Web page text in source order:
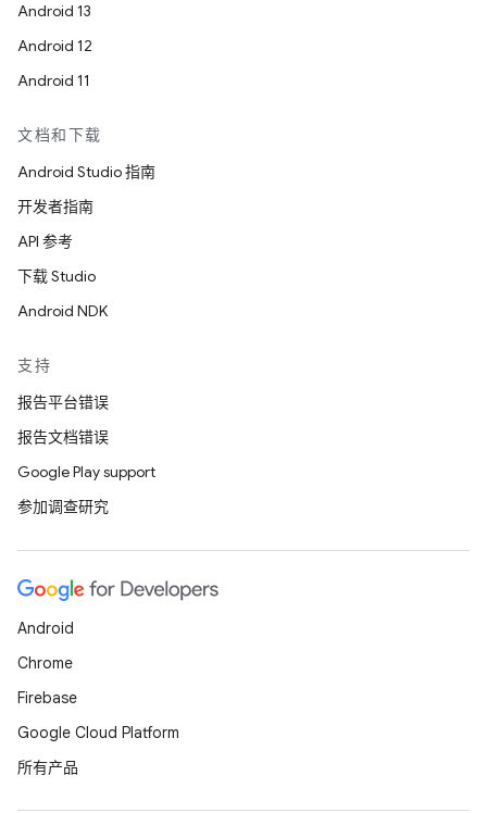
Android 13
Android 12
Android 11
文档和下载
Android Studio 指南
开发者指南
API 参考
下载 Studio
Android NDK
支持
报告平台错误
报告文档错误
Google Play support
参加调查研究
Android
Chrome
Firebase
Google Cloud Platform
所有产品